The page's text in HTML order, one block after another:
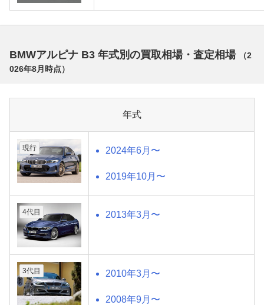
BMWアルピナ B3 年式別の買取相場・査定相場 （2
026年8月 時点）
年式
現行 2024年6月〜
2019年10月〜
4代目 2013年3月〜
3代目 2010年3月〜
2008年9月〜